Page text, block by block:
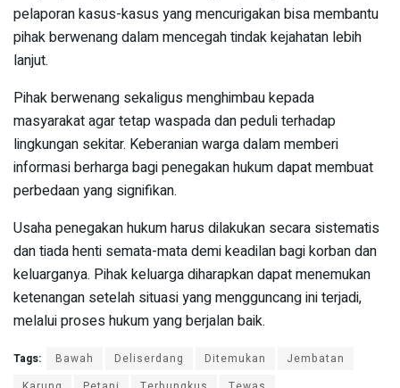
pelaporan kasus-kasus yang mencurigakan bisa membantu
pihak berwenang dalam mencegah tindak kejahatan lebih
lanjut.
Pihak berwenang sekaligus menghimbau kepada
masyarakat agar tetap waspada dan peduli terhadap
lingkungan sekitar. Keberanian warga dalam memberi
informasi berharga bagi penegakan hukum dapat membuat
perbedaan yang signifikan.
Usaha penegakan hukum harus dilakukan secara sistematis
dan tiada henti semata-mata demi keadilan bagi korban dan
keluarganya. Pihak keluarga diharapkan dapat menemukan
ketenangan setelah situasi yang mengguncang ini terjadi,
melalui proses hukum yang berjalan baik.
Tags: Bawah Deliserdang Ditemukan
Jembatan